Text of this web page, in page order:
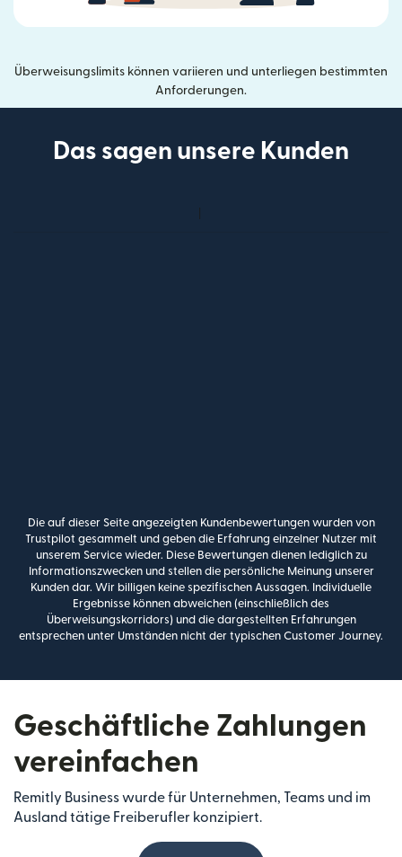
Überweisungslimits können variieren und unterliegen bestimmten
Anforderungen.
Das sagen unsere Kunden
Die auf dieser Seite angezeigten Kundenbewertungen wurden von
Trustpilot gesammelt und geben die Erfahrung einzelner Nutzer mit
unserem Service wieder. Diese Bewertungen dienen lediglich zu
Informationszwecken und stellen die persönliche Meinung unserer
Kunden dar. Wir billigen keine spezifischen Aussagen. Individuelle
Ergebnisse können abweichen (einschließlich des
Überweisungskorridors) und die dargestellten Erfahrungen
entsprechen unter Umständen nicht der typischen Customer Journey.
Geschäftliche Zahlungen
vereinfachen
Remitly Business wurde für Unternehmen, Teams und im
Ausland tätige Freiberufler konzipiert.